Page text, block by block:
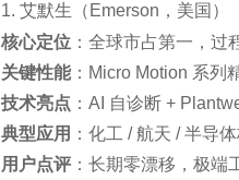
1. 艾默生（Emerson，美国）
核心定位 ：全球市占第一，过
关键性能：Micro Motion 系列
技术亮点 ：AI 自诊断 +
典型应用 ：化工 / 航天 / 半导
用户点评 ：长期零漂移，极